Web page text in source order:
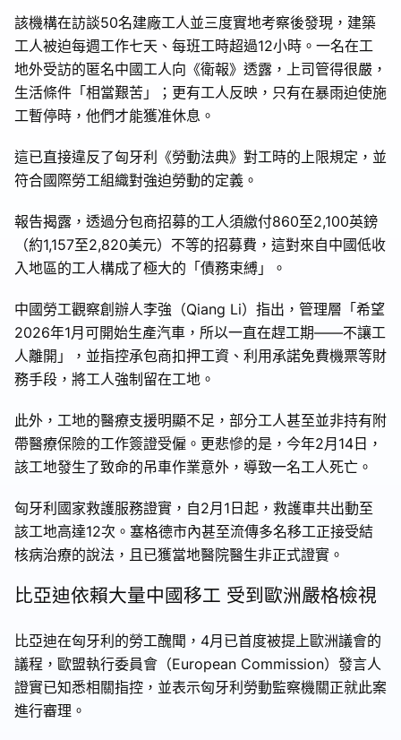
該機構在訪談50名建廠工人並三度實地考察後發現，建築
工人被迫每週工作七天、每班工時超過12小時。一名在工
地外受訪的匿名中國工人向《衛報》透露，上司管得很嚴，
生活條件「相當艱苦」；更有工人反映，只有在暴雨迫使施
工暫停時，他們才能獲准休息。
這已直接違反了匈牙利《勞動法典》對工時的上限規定，並
符合國際勞工組織對強迫勞動的定義。
報告揭露，透過分包商招募的工人須繳付860至2,100英鎊
（約1,157至2,820美元）不等的招募費，這對來自中國低收
入地區的工人構成了極大的「債務束縛」。
中國勞工觀察創辦人李強（Qiang Li）指出，管理層「希望
2026年1月可開始生產汽車，所以一直在趕工期——不讓工
人離開」，並指控承包商扣押工資、利用承諾免費機票等財
務手段，將工人強制留在工地。
此外，工地的醫療支援明顯不足，部分工人甚至並非持有附
帶醫療保險的工作簽證受僱。更悲慘的是，今年2月14日，
該工地發生了致命的吊車作業意外，導致一名工人死亡。
匈牙利國家救護服務證實，自2月1日起，救護車共出動至
該工地高達12次。塞格德市內甚至流傳多名移工正接受結
核病治療的說法，且已獲當地醫院醫生非正式證實。
比亞迪依賴大量中國移工 受到歐洲嚴格檢視
比亞迪在匈牙利的勞工醜聞，4月已首度被提上歐洲議會的
議程，歐盟執行委員會（European Commission）發言人
證實已知悉相關指控，並表示匈牙利勞動監察機關正就此案
進行審理。